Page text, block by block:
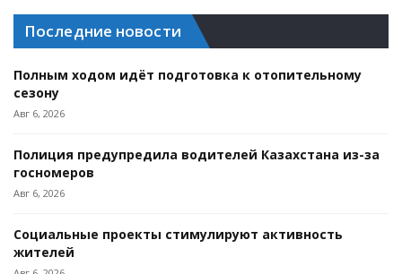
Последние новости
Полным ходом идёт подготовка к отопительному
сезону
Авг 6, 2026
Полиция предупредила водителей Казахстана из-за
госномеров
Авг 6, 2026
Социальные проекты стимулируют активность
жителей